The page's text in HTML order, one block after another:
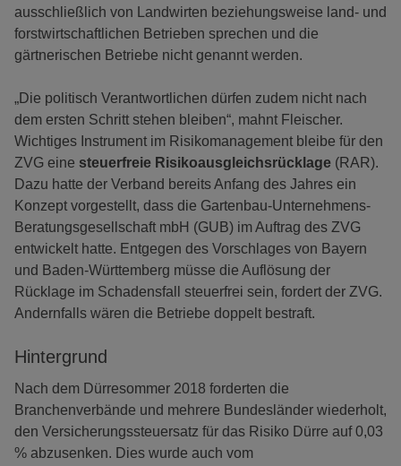
ausschließlich von Landwirten beziehungsweise land- und
forstwirtschaftlichen Betrieben sprechen und die
gärtnerischen Betriebe nicht genannt werden.
„Die politisch Verantwortlichen dürfen zudem nicht nach
dem ersten Schritt stehen bleiben“, mahnt Fleischer.
Wichtiges Instrument im Risikomanagement bleibe für den
ZVG eine steuerfreie Risikoausgleichsrücklage (RAR).
Dazu hatte der Verband bereits Anfang des Jahres ein
Konzept vorgestellt, dass die Gartenbau-Unternehmens-
Beratungsgesellschaft mbH (GUB) im Auftrag des ZVG
entwickelt hatte. Entgegen des Vorschlages von Bayern
und Baden-Württemberg müsse die Auflösung der
Rücklage im Schadensfall steuerfrei sein, fordert der ZVG.
Andernfalls wären die Betriebe doppelt bestraft.
Hintergrund
Nach dem Dürresommer 2018 forderten die
Branchenverbände und mehrere Bundesländer wiederholt,
den Versicherungssteuersatz für das Risiko Dürre auf 0,03
% abzusenken. Dies wurde auch vom